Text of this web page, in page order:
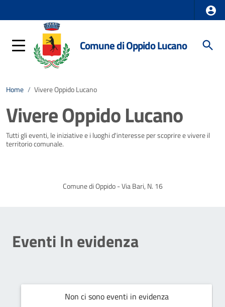
Comune di Oppido Lucano
Home / Vivere Oppido Lucano
Vivere Oppido Lucano
Tutti gli eventi, le iniziative e i luoghi d'interesse per scoprire e vivere il
territorio comunale.
Comune di Oppido - Via Bari, N. 16
Eventi In evidenza
Non ci sono eventi in evidenza